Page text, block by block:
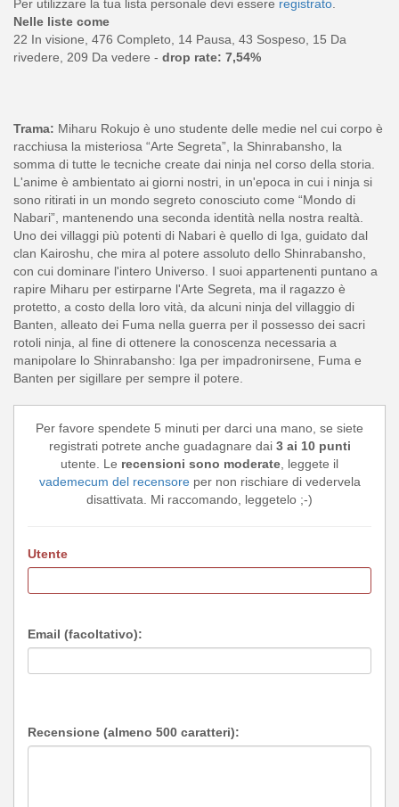
Per utilizzare la tua lista personale devi essere registrato.
Nelle liste come
22 In visione, 476 Completo, 14 Pausa, 43 Sospeso, 15 Da
rivedere, 209 Da vedere - drop rate: 7,54%
Trama: Miharu Rokujo è uno studente delle medie nel cui corpo è
racchiusa la misteriosa “Arte Segreta”, la Shinrabansho, la
somma di tutte le tecniche create dai ninja nel corso della storia.
L'anime è ambientato ai giorni nostri, in un'epoca in cui i ninja si
sono ritirati in un mondo segreto conosciuto come “Mondo di
Nabari”, mantenendo una seconda identità nella nostra realtà.
Uno dei villaggi più potenti di Nabari è quello di Iga, guidato dal
clan Kairoshu, che mira al potere assoluto dello Shinrabansho,
con cui dominare l'intero Universo. I suoi appartenenti puntano a
rapire Miharu per estirparne l'Arte Segreta, ma il ragazzo è
protetto, a costo della loro vità, da alcuni ninja del villaggio di
Banten, alleato dei Fuma nella guerra per il possesso dei sacri
rotoli ninja, al fine di ottenere la conoscenza necessaria a
manipolare lo Shinrabansho: Iga per impadronirsene, Fuma e
Banten per sigillare per sempre il potere.
Per favore spendete 5 minuti per darci una mano, se siete
registrati potrete anche guadagnare dai 3 ai 10 punti
utente. Le recensioni sono moderate, leggete il
vademecum del recensoreper non rischiare di vedervela
disattivata. Mi raccomando, leggetelo ;-)
Utente
Email (facoltativo):
Recensione (almeno 500 caratteri):